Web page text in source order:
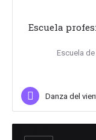
Escuela
Escuela
Danza del